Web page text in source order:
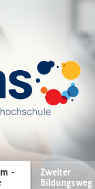
-
Zweiter
Bildungsweg